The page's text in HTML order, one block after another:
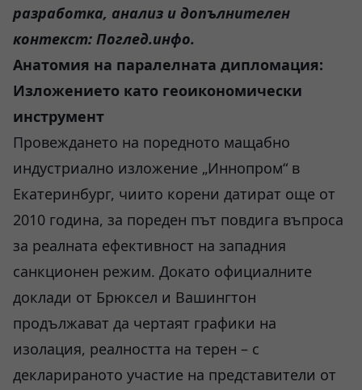
разработка, анализ и допълнителен
контекст: Поглед.инфо.
Анатомия на паралелната дипломация:
Изложението като геоикономически
инструмент
Провеждането на поредното мащабно
индустриално изложение „Иннопром“ в
Екатеринбург, чиито корени датират още от
2010 година, за пореден път повдига въпроса
за реалната ефективност на западния
санкционен режим. Докато официалните
доклади от Брюксел и Вашингтон
продължават да чертаят графики на
изолация, реалността на терен – с
декларираното участие на представители от